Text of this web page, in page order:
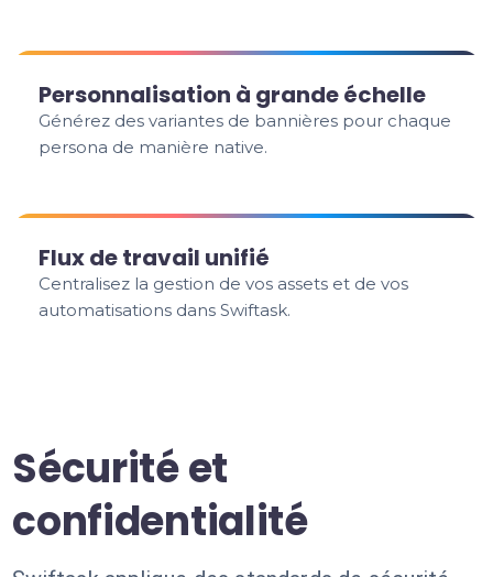
Personnalisation à grande échelle
Générez des variantes de bannières pour chaque
persona de manière native.
Flux de travail unifié
Centralisez la gestion de vos assets et de vos
automatisations dans Swiftask.
Sécurité et
confidentialité